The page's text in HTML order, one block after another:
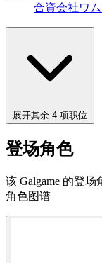
合資会社ワム
展开其余 4 项职位
登场角色
该 Galgame 的登
角色图谱